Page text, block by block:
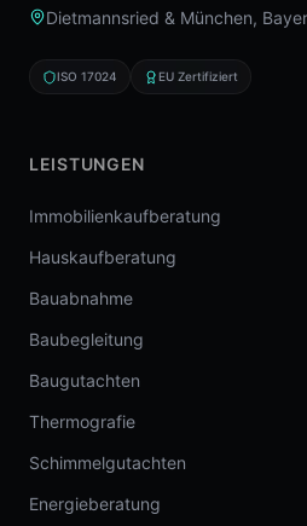
Dietmannsried & München,
ISO 17024 EU Zertifiziert
LEISTUNGEN
Immobilienkaufberatung
Hauskaufberatung
Bauabnahme
Baubegleitung
Baugutachten
Thermografie
Schimmelgutachten
Energieberatung